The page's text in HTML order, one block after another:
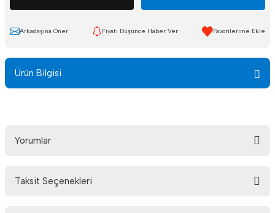
Arkadaşına Öner Fiyatı Düşünce Haber Ver
Ürün Bilgisi
Yorumlar
Taksit Seçenekleri